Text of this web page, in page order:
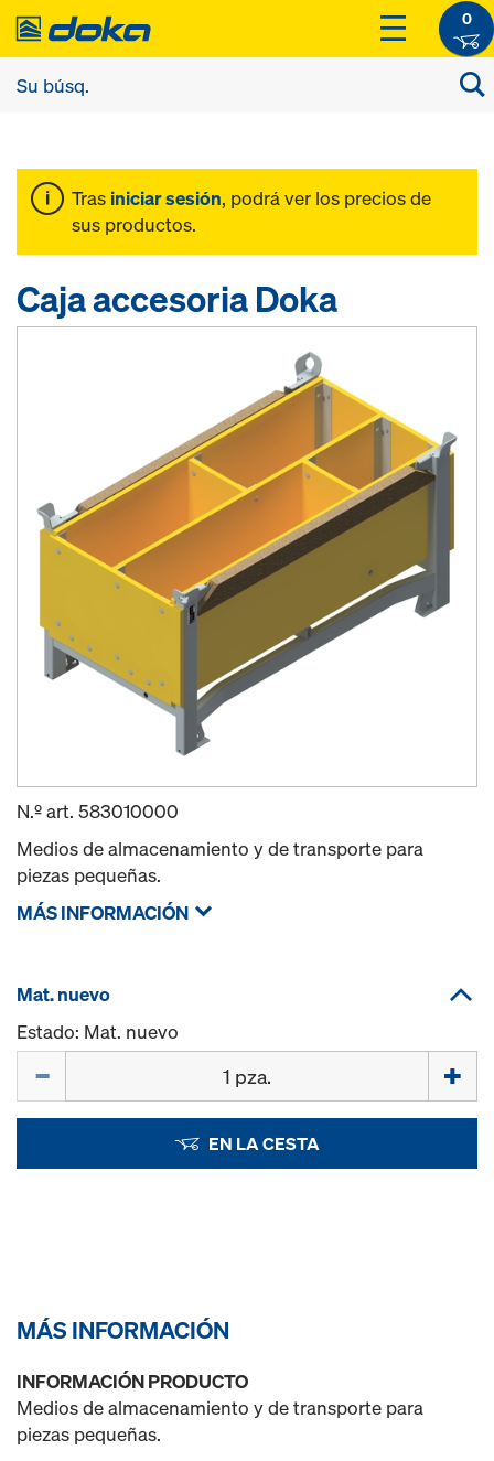
0
Tras iniciar sesión, podrá ver los precios de
sus productos.
Caja accesoria Doka
N.º art. 583010000
Medios de almacenamiento y de transporte para
piezas pequeñas.
MÁS INFORMACIÓN
Mat. nuevo
Estado: Mat. nuevo
EN LA CESTA
MÁS INFORMACIÓN
INFORMACIÓN PRODUCTO
Medios de almacenamiento y de transporte para
piezas pequeñas.